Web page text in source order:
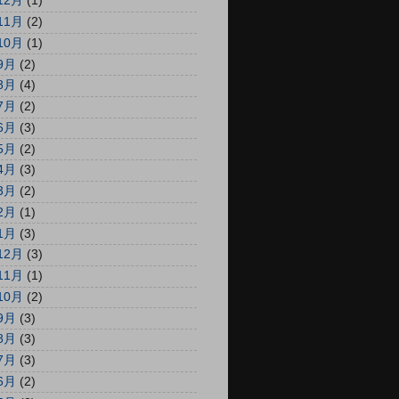
月
(2)
月
(1)
月 (2)
月 (4)
月 (2)
月 (3)
月 (2)
月 (3)
月 (2)
月 (1)
月 (3)
月
(3)
月
(1)
月
(2)
月 (3)
月 (3)
月 (3)
月 (2)